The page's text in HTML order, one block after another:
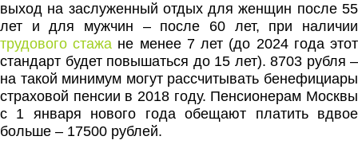
выход на заслуженный отдых для женщин после 55
лет и для мужчин – после 60 лет, при наличии
трудового стажа не менее 7 лет (до 2024 года этот
стандарт будет повышаться до 15 лет). 8703 рубля –
на такой минимум могут рассчитывать бенефициары
страховой пенсии в 2018 году. Пенсионерам Москвы
с 1 января нового года обещают платить вдвое
больше – 17500 рублей.